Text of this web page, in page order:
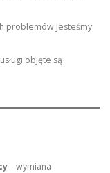
problemów jesteśmy
objęte są
– wymiana